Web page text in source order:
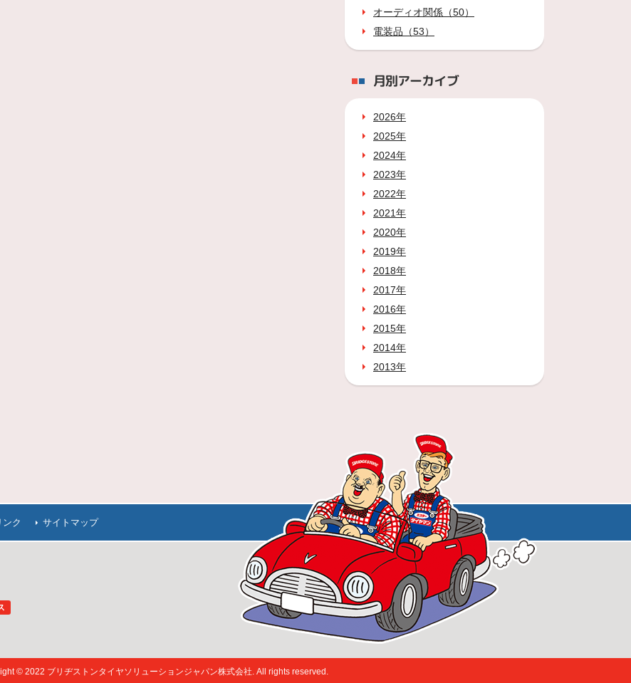
オーディオ関係（50）
電装品（53）
月別アーカイブ
2026年
2025年
2024年
2023年
2022年
2021年
2020年
2019年
2018年
2017年
2016年
2015年
2014年
2013年
ンク サイトマップ
© 2022 ブリヂストンタイヤソリューションジャパン株式会社. All rights reserved.